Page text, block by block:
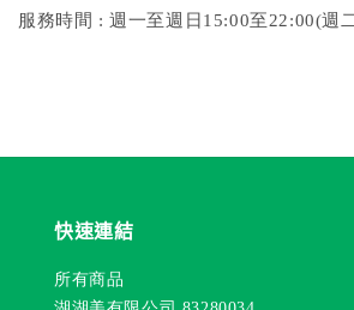
服務時間 : 週一至週日15:00至22:00(週
快速連結
所有商品